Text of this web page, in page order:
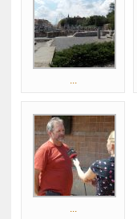
...
...